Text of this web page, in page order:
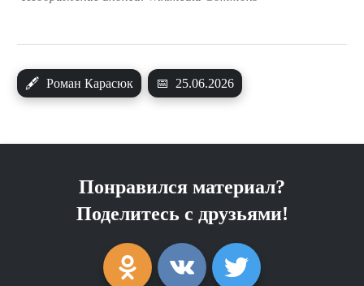
🖋 Роман Карасюк 📅 25.06.2026
Понравился материал?
Поделитесь с друзьями!